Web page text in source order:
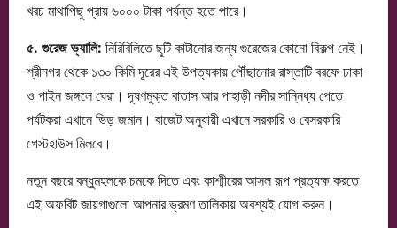
খরচ মাথাপিছু প্রায় ৬০০০ টাকা পর্যন্ত হতে পারে।
৫. গুরেজ ভ্যালি: নিরিবিলিতে ছুটি কাটানোর জন্য গুরেজের কোনো বিকল্প নেই।
শ্রীনগর থেকে ১৩০ কিমি দূরের এই উপত্যকায় পৌঁছানোর রাস্তাটি বরফে ঢাকা
ও পাইন জঙ্গলে ঘেরা। দূষণমুক্ত বাতাস আর পাহাড়ী নদীর সান্নিধ্য পেতে
পর্যটকরা এখানে ভিড় জমান। বাজেট অনুযায়ী এখানে সরকারি ও বেসরকারি
গেস্টহাউস মিলবে।
নতুন বছরে বন্ধুমহলকে চমকে দিতে এবং কাশ্মীরের আসল রূপ প্রত্যক্ষ করতে
এই অফবিট জায়গাগুলো আপনার ভ্রমণ তালিকায় অবশ্যই যোগ করুন।